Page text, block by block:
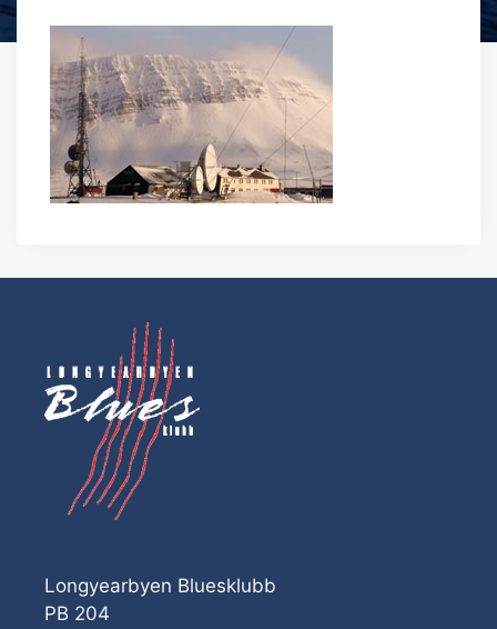
Longyearbyen Bluesklubb
PB 204